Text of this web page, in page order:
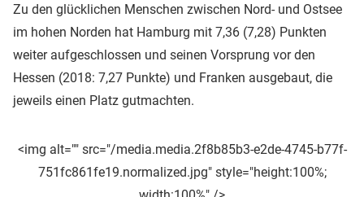
Zu den glücklichen Menschen zwischen Nord- und Ostsee
im hohen Norden hat Hamburg mit 7,36 (7,28) Punkten
weiter aufgeschlossen und seinen Vorsprung vor den
Hessen (2018: 7,27 Punkte) und Franken ausgebaut, die
jeweils einen Platz gutmachten.
<img alt="" src="/media.media.2f8b85b3-e2de-4745-b77f-
751fc861fe19.normalized.jpg" style="height:100%;